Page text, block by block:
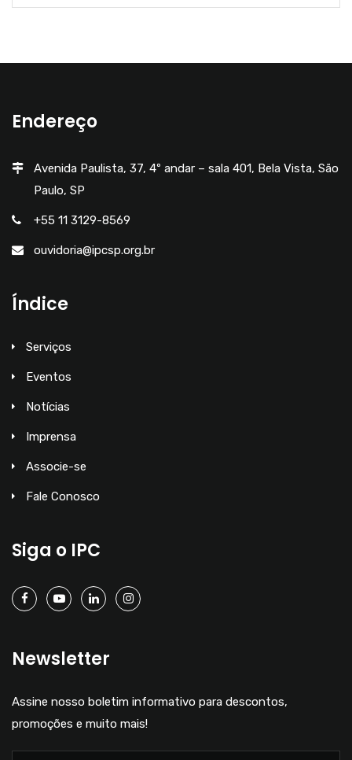
Endereço
Avenida Paulista, 37, 4º andar – sala 401, Bela Vista, São
Paulo, SP
+55 11 3129-8569
ouvidoria@ipcsp.org.br
Índice
Serviços
Eventos
Notícias
Imprensa
Associe-se
Fale Conosco
Siga o IPC
Newsletter
Assine nosso boletim informativo para descontos,
promoções e muito mais!